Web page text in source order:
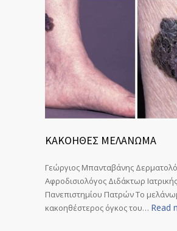
ΚΑΚΟΗΘΕΣ ΜΕΛΑΝΩΜΑ
Γεώργιος Μπανταβάνης
Αφροδισιολόγος Διδάκτωρ
Πανεπιστημίου Πατρών Το
κακοηθέστερος όγκος του… Read